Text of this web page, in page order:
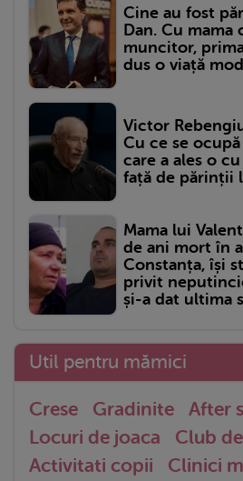
Cine au fost
Dan. Cu
muncitor,
dus o viață
Victor
Cu ce se
care a ales o
față de părinții
Mama lui
de ani mort în
Constanța, își
privit
și-a dat ultima
Util pentru mămici
Crese Gradinite After
Locuri de joaca
Club
Activitati copii
Clinici